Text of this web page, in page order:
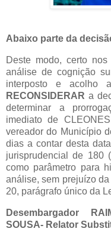
Abaixo parte da
Deste modo, certo
análise de cognição
interposto e acolho
RECONSIDERARa
determinar a
imediato de
vereador do Município
dias a contar desta
jurisprudencial de 180
como parâmetro para
análise, sem prejuízo
20, parágrafo único da
Desembargador
SOUSA- Relator